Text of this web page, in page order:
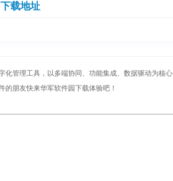
下载地址
化管理工具，以‌多端协同、功能集成、数据驱动‌为核
朋友快来华军软件园下载体验吧！